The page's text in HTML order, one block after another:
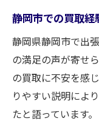
トラブル
信頼で
査定前に
静岡市で
安心して
出張買取で
静岡市での買取経
静岡県静岡市で出
の満足の声が寄せ
の買取に不安を感
りやすい説明によ
たと語っています